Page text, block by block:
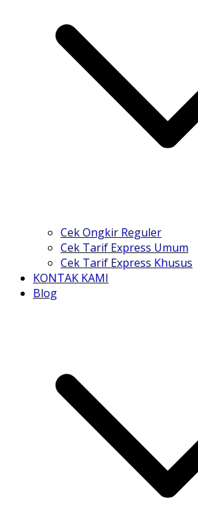
Cek Ongkir Reguler
Cek Tarif Express Umum
Cek Tarif Express Khusus
KONTAK KAMI
Blog